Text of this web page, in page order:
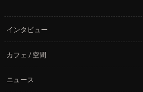
インタビュー
カフェ / 空間
ニュース